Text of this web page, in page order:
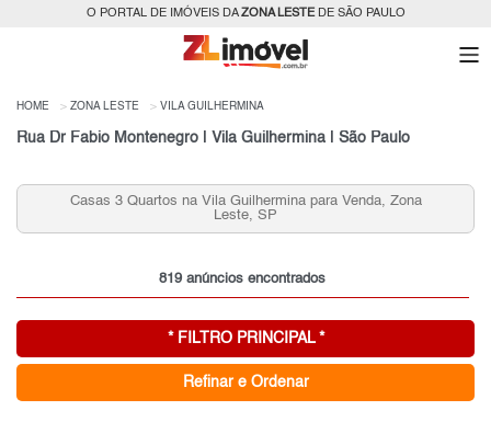
O PORTAL DE IMÓVEIS DAZONA LESTEDE SÃO PAULO
HOME ZONA LESTE VILA GUILHERMINA
Rua Dr Fabio Montenegro | Vila Guilhermina | São Paulo
Casas 3 Quartos na Vila Guilhermina para Venda, Zona
Leste, SP
819 anúncios encontrados
* FILTRO PRINCIPAL *
Refinar e Ordenar